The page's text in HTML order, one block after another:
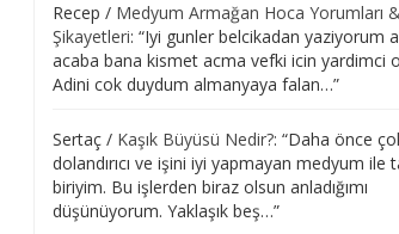
Recep / Medyum Armağan Hoca Yorumları &
Şikayetleri: “Iyi gunler belcikadan yaziyorum
acaba bana kismet acma vefki icin yardimci
Adini cok duydum almanyaya falan…”
Sertaç/ Kaşık Büyüsü Nedir?: “Daha önce
dolandırıcı ve işini iyi yapmayan medyum ile
biriyim. Bu işlerden biraz olsun anladığımı
düşünüyorum. Yaklaşık beş…”